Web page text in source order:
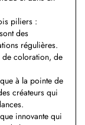
piliers :
des
régulières.
de coloration, de
à la pointe de
créateurs qui
innovante qui